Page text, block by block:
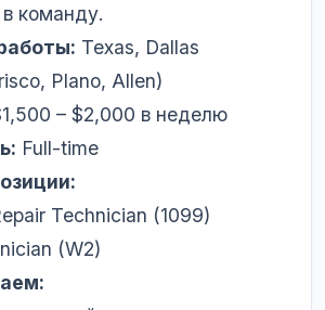
команду.
Texas, Dallas
Plano, Allen)
– $2,000 в неделю
Full-time
Technician (1099)
(W2)